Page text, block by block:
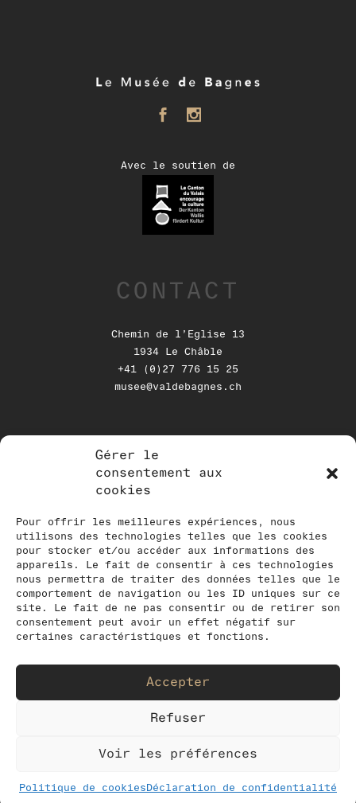
Gérer le
consentement aux
cookies
Pour offrir les meilleures expériences, nous
utilisons des technologies telles que les cookies
pour stocker et/ou accéder aux informations des
appareils. Le fait de consentir à ces technologies
nous permettra de traiter des données telles que le
comportement de navigation ou les ID uniques sur ce
site. Le fait de ne pas consentir ou de retirer son
consentement peut avoir un effet négatif sur
certaines caractéristiques et fonctions.
Accepter
Refuser
Voir les préférences
Politique de cookies Déclaration de confidentialité
Avec le soutien de
CONTACT
Chemin de l’Eglise 13
1934 Le Châble
+41 (0)27 776 15 25
musee@valdebagnes.ch
NEWSLETTER
activités en vous inscrivant à notre
newsletter